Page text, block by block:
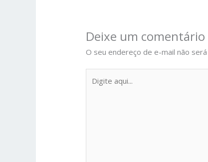
Deixe um comentário
O seu endereço de e-mail não
aqui...